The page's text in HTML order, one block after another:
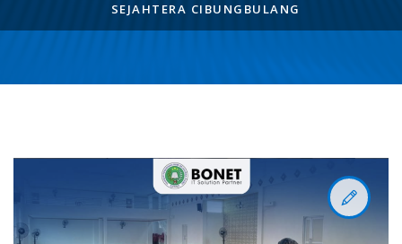
SEJAHTERA CIBUNGBULANG